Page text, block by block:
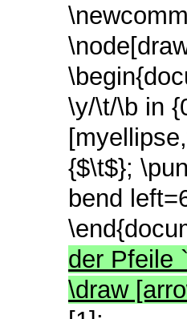
\y/\t/\b in
{$\t$};
bend
der Pfeile
\draw